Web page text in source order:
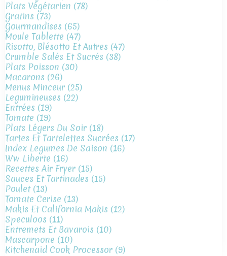
Plats Végétarien (78)
Gratins (73)
Gourmandises (65)
Moule Tablette (47)
Risotto, Blésotto Et Autres (47)
Crumble Salés Et Sucrés (38)
Plats Poisson (30)
Macarons (26)
Menus Minceur (25)
Legumineuses (22)
Entrées (19)
Tomate (19)
Plats Légers Du Soir (18)
Tartes Et Tartelettes Sucrées (17)
Index Legumes De Saison (16)
Ww Liberte (16)
Recettes Air Fryer (15)
Sauces Et Tartinades (15)
Poulet(13)
Tomate Cerise (13)
Makis Et California Makis (12)
Speculoos (11)
Entremets Et Bavarois (10)
Mascarpone (10)
Kitchenaid Cook Processor (9)